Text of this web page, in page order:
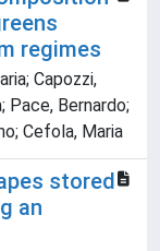
regimes
Capozzi,
Pace, Bernardo;
Cefola, Maria
stored
an